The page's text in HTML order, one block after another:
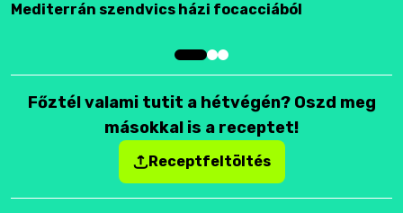
Mediterrán szendvics házi focacciából
Főztél valami tutit a hétvégén? Oszd meg
másokkal is a receptet!
Receptfeltöltés